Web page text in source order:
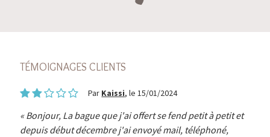
TÉMOIGNAGES CLIENTS
Par Kaissi, le 15/01/2024
Bonjour, La bague que j'ai offert se fend petit à petit et
depuis début décembre j'ai envoyé mail, téléphoné,